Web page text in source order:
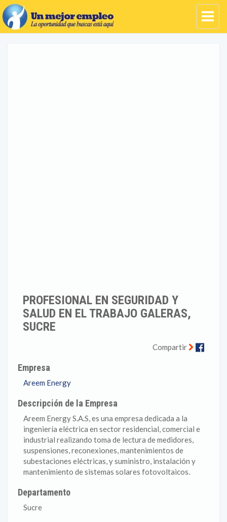
PROFESIONAL EN SEGURIDAD Y
SALUD EN EL TRABAJO GALERAS,
SUCRE
Compartir
Empresa
Areem Energy
Descripción de la Empresa
Areem Energy S.A.S, es una empresa dedicada a la
ingeniería eléctrica en sector residencial, comercial e
industrial realizando toma de lectura de medidores,
suspensiones, reconexiones, mantenimientos de
subestaciones eléctricas, y suministro, instalación y
mantenimiento de sistemas solares fotovoltaicos.
Departamento
Sucre